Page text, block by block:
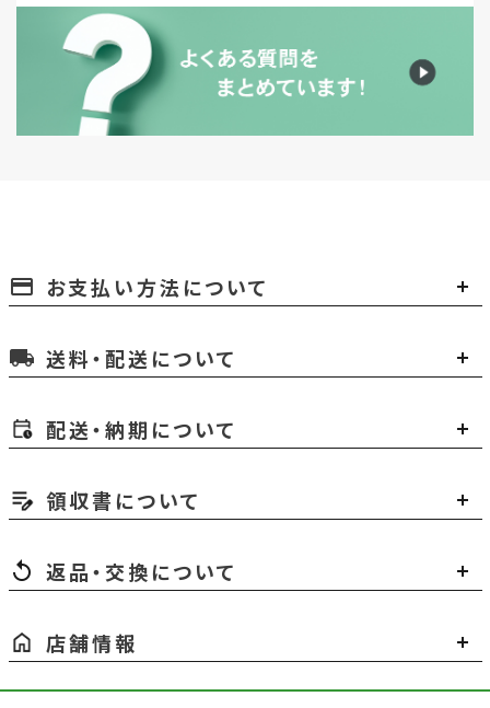
payment お支払い方法について
local_shipping 送料・配送について
配送・納期について
領収書について
返品・交換について
店舗情報